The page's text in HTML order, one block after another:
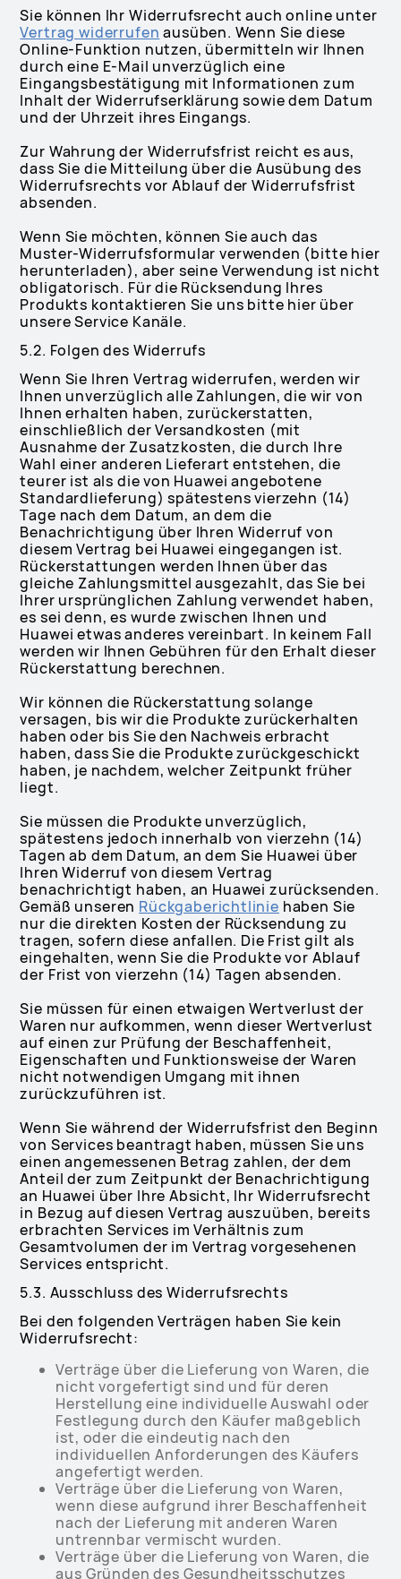
Sie können Ihr Widerrufsrecht auch online unter
Vertrag widerrufen ausüben. Wenn Sie diese
Online-Funktion nutzen, übermitteln wir Ihnen
durch eine E-Mail unverzüglich eine
Eingangsbestätigung mit Informationen zum
Inhalt der Widerrufserklärung sowie dem Datum
und der Uhrzeit ihres Eingangs.
Zur Wahrung der Widerrufsfrist reicht es aus,
dass Sie die Mitteilung über die Ausübung des
Widerrufsrechts vor Ablauf der Widerrufsfrist
absenden.
Wenn Sie möchten, können Sie auch das
Muster-Widerrufsformular verwenden (bitte hier
herunterladen), aber seine Verwendung ist nicht
obligatorisch. Für die Rücksendung Ihres
Produkts kontaktieren Sie uns bitte hier über
unsere Service Kanäle.
5.2. Folgen des Widerrufs
Wenn Sie Ihren Vertrag widerrufen, werden wir
Ihnen unverzüglich alle Zahlungen, die wir von
Ihnen erhalten haben, zurückerstatten,
einschließlich der Versandkosten (mit
Ausnahme der Zusatzkosten, die durch Ihre
Wahl einer anderen Lieferart entstehen, die
teurer ist als die von Huawei angebotene
Standardlieferung) spätestens vierzehn (14)
Tage nach dem Datum, an dem die
Benachrichtigung über Ihren Widerruf von
diesem Vertrag bei Huawei eingegangen ist.
Rückerstattungen werden Ihnen über das
gleiche Zahlungsmittel ausgezahlt, das Sie bei
Ihrer ursprünglichen Zahlung verwendet haben,
es sei denn, es wurde zwischen Ihnen und
Huawei etwas anderes vereinbart. In keinem Fall
werden wir Ihnen Gebühren für den Erhalt dieser
Rückerstattung berechnen.
Wir können die Rückerstattung solange
versagen, bis wir die Produkte zurückerhalten
haben oder bis Sie den Nachweis erbracht
haben, dass Sie die Produkte zurückgeschickt
haben, je nachdem, welcher Zeitpunkt früher
liegt.
Sie müssen die Produkte unverzüglich,
spätestens jedoch innerhalb von vierzehn (14)
Tagen ab dem Datum, an dem Sie Huawei über
Ihren Widerruf von diesem Vertrag
benachrichtigt haben, an Huawei zurücksenden.
Gemäß unseren Rückgaberichtlinie haben Sie
nur die direkten Kosten der Rücksendung zu
tragen, sofern diese anfallen. Die Frist gilt als
eingehalten, wenn Sie die Produkte vor Ablauf
der Frist von vierzehn (14) Tagen absenden.
Sie müssen für einen etwaigen Wertverlust der
Waren nur aufkommen, wenn dieser Wertverlust
auf einen zur Prüfung der Beschaffenheit,
Eigenschaften und Funktionsweise der Waren
nicht notwendigen Umgang mit ihnen
zurückzuführen ist.
Wenn Sie während der Widerrufsfrist den Beginn
von Services beantragt haben, müssen Sie uns
einen angemessenen Betrag zahlen, der dem
Anteil der zum Zeitpunkt der Benachrichtigung
an Huawei über Ihre Absicht, Ihr Widerrufsrecht
in Bezug auf diesen Vertrag auszuüben, bereits
erbrachten Services im Verhältnis zum
Gesamtvolumen der im Vertrag vorgesehenen
Services entspricht.
5.3. Ausschluss des Widerrufsrechts
Bei den folgenden Verträgen haben Sie kein
Widerrufsrecht:
Verträge über die Lieferung von Waren, die
nicht vorgefertigt sind und für deren
Herstellung eine individuelle Auswahl oder
Festlegung durch den Käufer maßgeblich
ist, oder die eindeutig nach den
individuellen Anforderungen des Käufers
angefertigt werden.
Verträge über die Lieferung von Waren,
wenn diese aufgrund ihrer Beschaffenheit
nach der Lieferung mit anderen Waren
untrennbar vermischt wurden.
Verträge über die Lieferung von Waren, die
aus Gründen des Gesundheitsschutzes